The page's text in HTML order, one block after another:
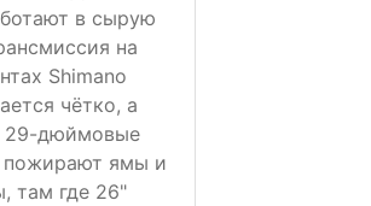
в сырую
на
Shimano
чётко, а
29-дюймовые
пожирают ямы и
там где 26"